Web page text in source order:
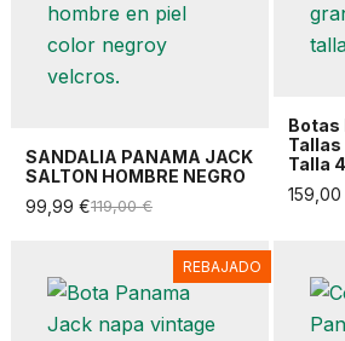
SANDALIA PANAMA JACK
SALTON HOMBRE NEGRO
99,99 €119,00 €
Botas
Tallas
Talla
REBAJADO